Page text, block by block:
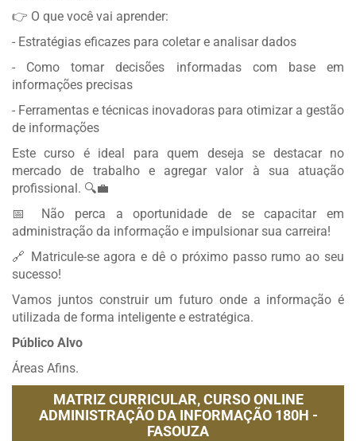
👉 O que você vai aprender:
- Estratégias eficazes para coletar e analisar dados
- Como tomar decisões informadas com base em
informações precisas
- Ferramentas e técnicas inovadoras para otimizar a gestão
de informações
Este curso é ideal para quem deseja se destacar no
mercado de trabalho e agregar valor à sua atuação
profissional. 🔍💼
📅 Não perca a oportunidade de se capacitar em
administração da informação e impulsionar sua carreira!
🔗 Matricule-se agora e dê o próximo passo rumo ao seu
sucesso!
Vamos juntos construir um futuro onde a informação é
utilizada de forma inteligente e estratégica.
Público Alvo
Áreas Afins.
MATRIZ CURRICULAR,CURSO ONLINE
ADMINISTRAÇÃO DA INFORMAÇÃO 180H -
FASOUZA